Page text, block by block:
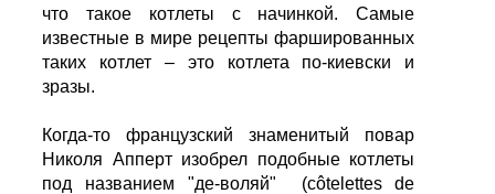
что такое котлеты с начинкой. Самые
известные в мире рецепты фаршированных
таких котлет – это котлета по-киевски и
зразы.
Когда-то французский знаменитый повар
Николя Апперт изобрел подобные котлеты
под названием "де-воляй" (côtelettes de